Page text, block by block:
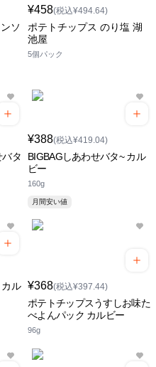
ソ
¥458(税込¥494.64)
ポテトチップス のり塩 湖
池屋
5個パック
タ
¥388(税込¥419.04)
BIGBAGしあわせバタ~ カル
ビー
160g
月間安い値
ル
¥368(税込¥397.44)
ポテトチップスうすしお味た
べよんパック カルビー
96g